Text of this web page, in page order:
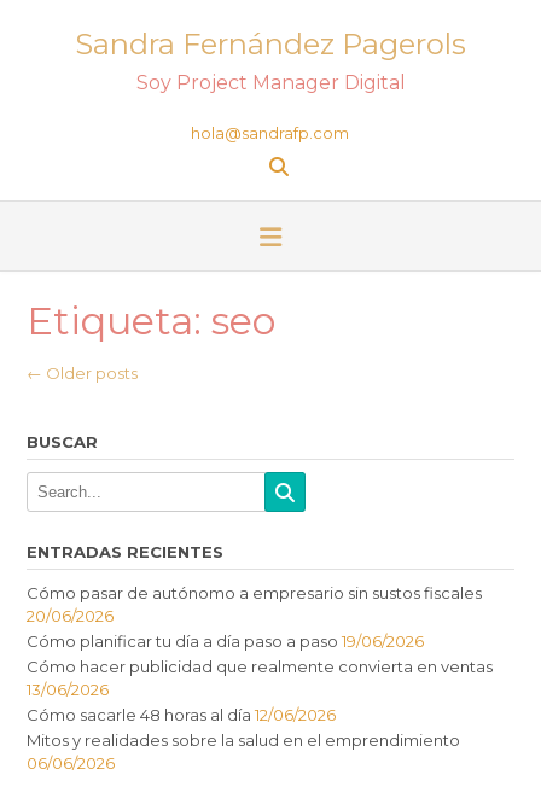
Sandra Fernández Pagerols
Soy Project Manager Digital
hola@sandrafp.com
Etiqueta: seo
← Older posts
BUSCAR
ENTRADAS RECIENTES
Cómo pasar de autónomo a empresario sin sustos fiscales
20/06/2026
Cómo planificar tu día a día paso a paso 19/06/2026
Cómo hacer publicidad que realmente convierta en ventas
13/06/2026
Cómo sacarle 48 horas al día 12/06/2026
Mitos y realidades sobre la salud en el emprendimiento
06/06/2026